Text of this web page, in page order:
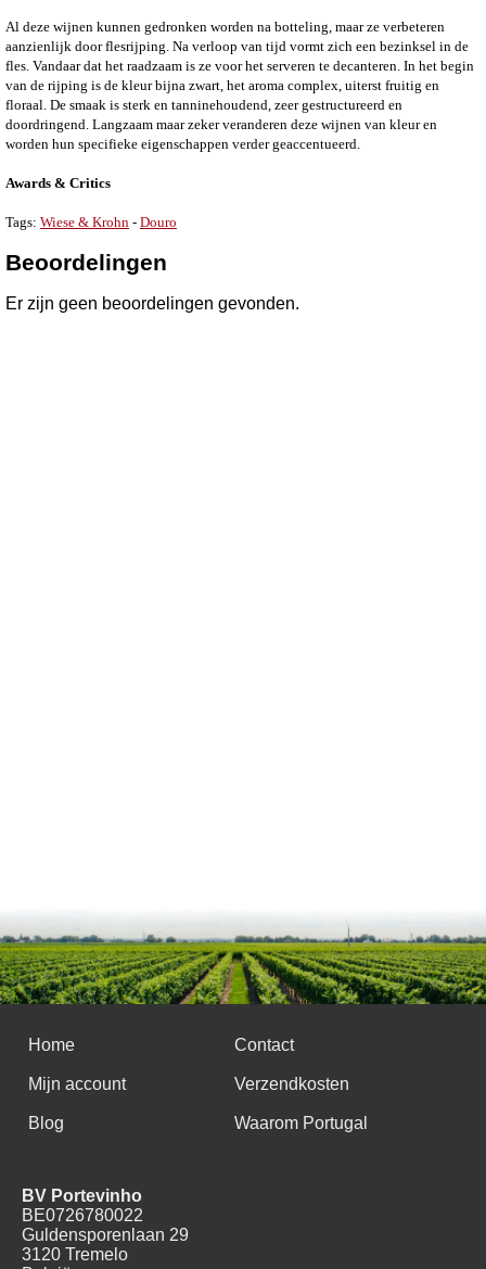
Al deze wijnen kunnen gedronken worden na botteling, maar ze verbeteren
aanzienlijk door flesrijping. Na verloop van tijd vormt zich een bezinksel in de
fles. Vandaar dat het raadzaam is ze voor het serveren te decanteren. In het begin
van de rijping is de kleur bijna zwart, het aroma complex, uiterst fruitig en
floraal. De smaak is sterk en tanninehoudend, zeer gestructureerd en
doordringend. Langzaam maar zeker veranderen deze wijnen van kleur en
worden hun specifieke eigenschappen verder geaccentueerd.
Awards & Critics
Tags: Wiese & Krohn - Douro
Beoordelingen
Er zijn geen beoordelingen gevonden.
Home Contact
Mijn account Verzendkosten
Blog Waarom Portugal
BV Portevinho
BE0726780022
Guldensporenlaan 29
3120 Tremelo